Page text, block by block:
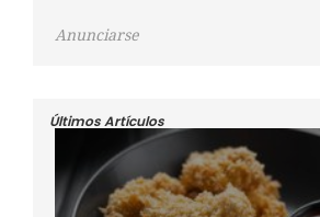
Anunciarse
Últimos Artículos